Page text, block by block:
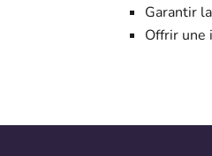
Garantir
Offrir une